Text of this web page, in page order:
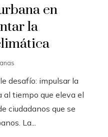
en
la
desafío: impulsar la
al tiempo que eleva el
ciudadanos que se
La...